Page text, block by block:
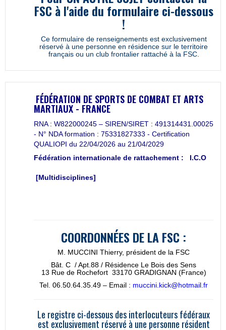
FSC à l'aide du formulaire ci-dessous
!
Ce formulaire de renseignements est exclusivement
réservé à une personne en résidence sur le territoire
français ou un club frontalier rattaché à la FSC.
FÉDÉRATION DE SPORTS DE COMBAT ET ARTS
MARTIAUX - FRANCE
RNA : W822000245 – SIREN/SIRET : 491314431.00025
- N° NDA formation : 75331827333 - Certification
QUALIOPI du 22/04/2026 au 21/04/2029
Fédération internationale de rattachement :
I.C.O
[Multidisciplines]
COORDONNÉES DE LA FSC :
M. MUCCINI Thierry, président de la FSC
Bât. C / Apt.88 / Résidence Le Bois des Sens
13 Rue de Rochefort 33170 GRADIGNAN (France)
Tel. 06.50.64.35.49 – Email : muccini.kick@hotmail.fr
Le registre ci-dessous des interlocuteurs fédéraux
est exclusivement réservé à une personne résident